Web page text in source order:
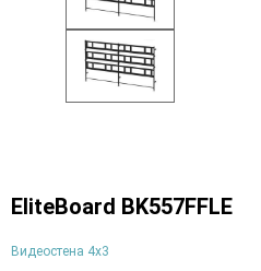
EliteBoard BK557FFLE
Видеостена 4х3